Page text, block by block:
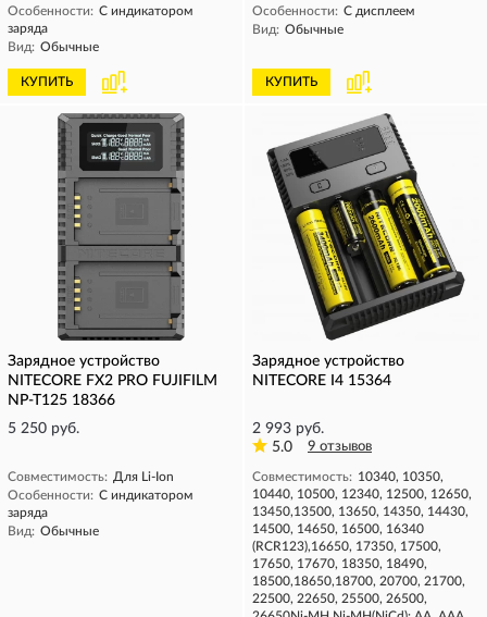
Особенности: С индикатором
заряда
Вид: Обычные
КУПИТЬ
Особенности: С дисплеем
Вид: Обычные
КУПИТЬ
Зарядное устройство
NITECORE FX2 PRO FUJIFILM
NP-T125 18366
5 250 руб.
Совместимость: Для Li-Ion
Особенности: С индикатором
заряда
Вид: Обычные
Зарядное устройство
NITECORE I4 15364
2 993 руб.
5.0
9 отзывов
Совместимость: 10340, 10350,
10440, 10500, 12340, 12500, 12650,
13450,13500, 13650, 14350, 14430,
14500, 14650, 16500, 16340
(RCR123),16650, 17350, 17500,
17650, 17670, 18350, 18490,
18500,18650,18700, 20700, 21700,
22500, 22650, 25500, 26500,